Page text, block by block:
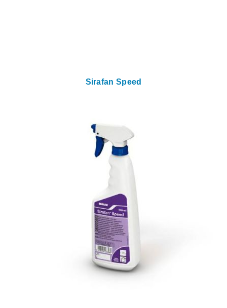
Sirafan Speed